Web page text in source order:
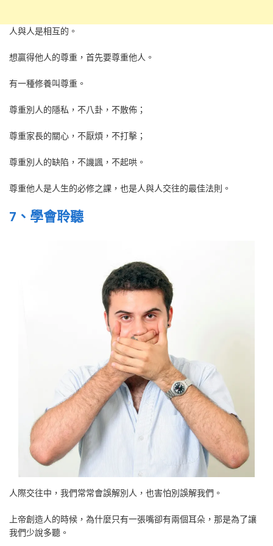
人與人是相互的。
想贏得他人的尊重，首先要尊重他人。
有一種修養叫尊重。
尊重別人的隱私，不八卦，不散佈；
尊重家長的關心，不厭煩，不打擊；
尊重別人的缺陷，不譏諷，不起哄。
尊重他人是人生的必修之課，也是人與人交往的最佳法則。
7、學會聆聽
人際交往中，我們常常會誤解別人，也害怕別誤解我們。
上帝創造人的時候，為什麼只有一張嘴卻有兩個耳朵，那是為了讓
我們少說多聽。